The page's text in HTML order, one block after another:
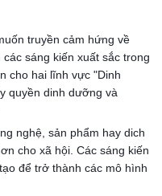
truyền cảm hứng về
sáng kiến xuất sắc trong
cho hai lĩnh vực "Dinh
quyền dinh dưỡng và
nghệ, sản phẩm hay dich
cho xã hội. Các sáng kiến
để trở thành các mô hình